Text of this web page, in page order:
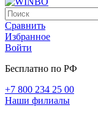
Сравнить
Избранное
Войти
Бесплатно по РФ
+7 800 234 25 00
Наши филиалы